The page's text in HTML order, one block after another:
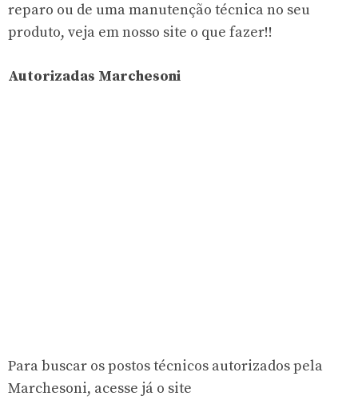
reparo ou de uma manutenção técnica no seu
produto, veja em nosso site o que fazer!!
Autorizadas Marchesoni
Para buscar os postos técnicos autorizados pela
Marchesoni, acesse já o site